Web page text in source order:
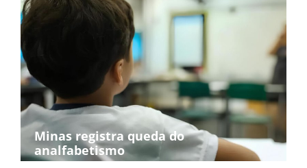
Minas registra queda do
analfabetismo